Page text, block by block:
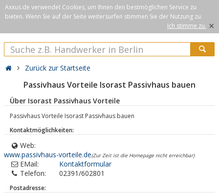
Axxus.de verwendet Cookies, um Ihnen den bestmöglichen Service zu
bieten. Wenn Sie auf der Seite weitersurfen stimmen Sie der Nutzung zu.
Ich stimme zu. ×
Zurück zur Startseite
Passivhaus Vorteile Isorast Passivhaus bauen
Über Isorast Passivhaus Vorteile
Passivhaus Vorteile Isorast Passivhaus bauen
Kontaktmöglichkeiten:
Web:
www.passivhaus-vorteile.de(Zur Zeit ist die Homepage nicht erreichbar)
EMail:
Kontaktformular
Telefon:
02391/602801
Postadresse: